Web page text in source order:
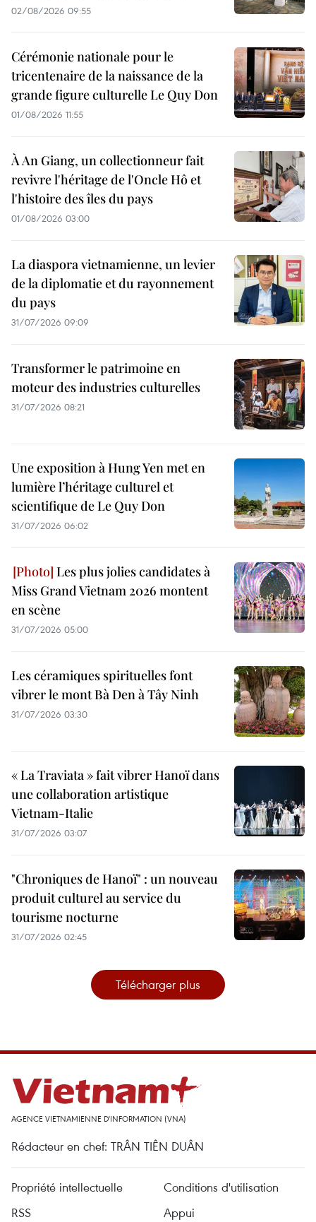
02/08/2026 09:55
Cérémonie nationale pour le
tricentenaire de la naissance de la
grande figure culturelle Le Quy Don
01/08/2026 11:55
À An Giang, un collectionneur fait
revivre l'héritage de l'Oncle Hô et
l'histoire des îles du pays
01/08/2026 03:00
La diaspora vietnamienne, un levier
de la diplomatie et du rayonnement
du pays
31/07/2026 09:09
Transformer le patrimoine en
moteur des industries culturelles
31/07/2026 08:21
Une exposition à Hung Yen met en
lumière l’héritage culturel et
scientifique de Le Quy Don
31/07/2026 06:02
Les plus jolies candidates à
Miss Grand Vietnam 2026 montent
en scène
31/07/2026 05:00
Les céramiques spirituelles font
vibrer le mont Bà Den à Tây Ninh
31/07/2026 03:30
« La Traviata » fait vibrer Hanoï dans
une collaboration artistique
Vietnam-Italie
31/07/2026 03:07
"Chroniques de Hanoï" : un nouveau
produit culturel au service du
tourisme nocturne
31/07/2026 02:45
Télécharger plus
AGENCE VIETNAMIENNE D'INFORMATION (VNA)
Rédacteur en chef: TRÂN TIÊN DUÂN
Propriété intellectuelle
Conditions d'utilisation
RSS
Appui